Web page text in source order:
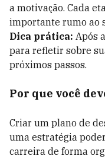
a motivação. Cada
importante rumo ao
Dica prática: Após
para refletir sobre
próximos passos.
Por que você
Criar um plano de
uma estratégia
carreira de forma